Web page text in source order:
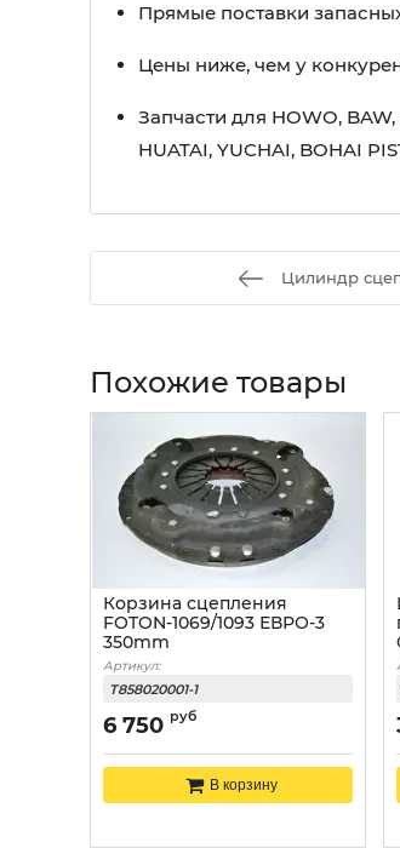
Прямые поставки
Цены ниже, чем у
Запчасти для HOWO, BAW,
HUATAI, YUCHAI, BOHAI
Цилиндр
Похожие товары
Корзина сцепления
FOTON-1069/1093 ЕВРО-3
350mm
Артикул:
T858020001-1
6 750 руб
В корзину